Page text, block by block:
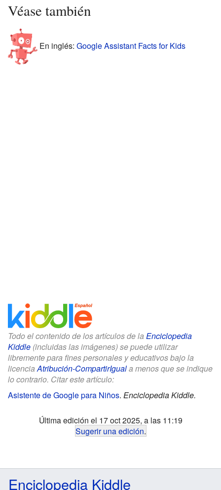
Véase también
En inglés: Google Assistant Facts for Kids
Todo el contenido de los artículos de la Enciclopedia
Kiddle (incluidas las imágenes) se puede utilizar
libremente para fines personales y educativos bajo la
licenciaAtribución-CompartirIguala menos que se indique
lo contrario. Citar este artículo:
Asistente de Google para Niños. Enciclopedia Kiddle.
Última edición el 17 oct 2025, a las 11:19
Sugerir una edición.
Enciclopedia Kiddle